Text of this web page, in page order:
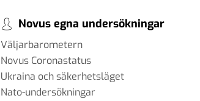
Novus egna undersökningar
Väljarbarometern
Novus Coronastatus
Ukraina och säkerhetsläget
Nato-undersökningar